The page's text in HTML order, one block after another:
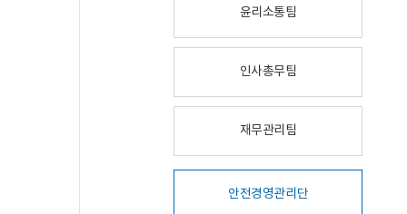
윤리소통팀
인사총무팀
재무관리팀
안전경영관리단